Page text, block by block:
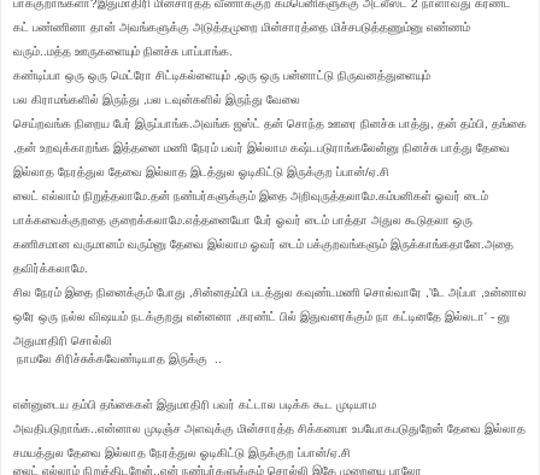
பாக்குறாங்களா?இதுமாதிரி மின்சாரத்த வீணாக்குற கம்பெனிகளுக்கு அட்லீஸ்ட் 2 நாளாவது கரண்ட்
கட் பண்ணினா தான் அவங்களுக்கு அடுத்தமுறை மின்சாரத்தை மிச்சபடுத்தணும்னு எண்ணம்
வரும்..மத்த ஊருகளையும் நினச்சு பாப்பாங்க.
கண்டிப்பா ஒரு ஒரு மெட்ரோ சிட்டிகல்ளையும் ,ஒரு ஒரு பன்னாட்டு நிருவனத்துளையும்
பல கிராமங்களில் இருந்து ,பல டவுன்களில் இருந்து வேலை
செய்றவங்க நிறைய பேர் இருப்பாங்க. அவங்க ஜஸ்ட் தன் சொந்த ஊரை நினச்சு பாத்து, தன் தம்பி, தங்கை
,தன் உறவுக்காறங்க இத்தனை மணி நேரம் பவர் இல்லாம கஷ்டபடுராங்கலேன்னு நினச்சு பாத்து தேவை
இல்லாத நேரத்துல தேவை இல்லாத இடத்துல ஓடிகிட்டு இருக்குற ப்பான்/ஏ.சி
லைட் எல்லாம் நிறுத்தலாமே.தன் நண்பர்களுக்கும் இதை அறிவுருத்தலாமே .கம்பனிகள் ஓவர் டைம்
பாக்கவைக்குறதை குறைக்கலாமே.எத்தனையோ பேர் ஓவர் டைம் பாத்தா அதுல கூடுதலா ஒரு
கணிசமான வருமானம் வரும்னு தேவை இல்லாம ஓவர் டைம் பக்குறவங்களும் இருக்காங்கதானே.அதை
தவிர்க்கலாமே.
சில நேரம் இதை நினைக்கும் போது ,சின்னதம்பி படத்துல கவுண்டமணி சொல்வாரே ,'டே அப்பா ,உன்னால
ஒரே ஒரு நல்ல விஷயம் நடக்குறது என்னனா ,கரண்ட் பில் இதுவரைக்கும் நா கட்டினதே இல்லடா' - னு
அதுமாதிரி சொல்லி
நாமலே சிரிச்சுக்கவேண்டியாத இருக்கு ..
என்னுடைய தம்பி தங்கைகள் இதுமாதிரி பவர் கட்டால படிக்க கூட முடியாம
அவதிபடுறாங்க..என்னால முடிஞ்ச அளவுக்கு மின்சாரத்த சிக்கனமா உபயோகபடுதுறேன் தேவை இல்லாத
சமயத்துல தேவை இல்லாத நேரத்துல ஓடிகிட்டு இருக்குற ப்பான்/ஏ.சி
லைட் எல்லாம் நிறுத்திடறேன்..என் நண்பர்களுக்கும் சொல்லி இதே முறையை பாலோ